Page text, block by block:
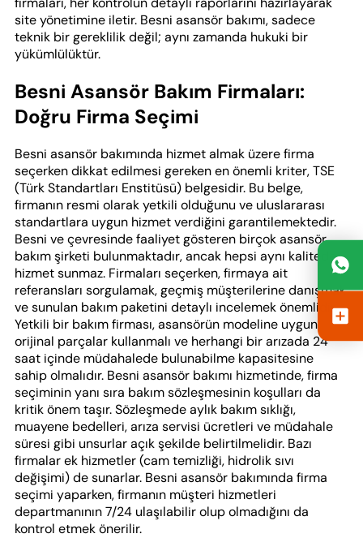
site yönetimine iletir. Besni asansör bakımı, sadece
teknik bir gereklilik değil; aynı zamanda hukuki bir
yükümlülüktür.
Besni Asansör Bakım Firmaları:
Doğru Firma Seçimi
Besni asansör bakımında hizmet almak üzere firma
seçerken dikkat edilmesi gereken en önemli kriter, TSE
(Türk Standartları Enstitüsü) belgesidir. Bu belge,
firmanın resmi olarak yetkili olduğunu ve uluslararası
standartlara uygun hizmet verdiğini garantilemektedir.
Besni ve çevresinde faaliyet gösteren birçok asansör
bakım şirketi bulunmaktadır, ancak hepsi aynı kalitede
hizmet sunmaz. Firmaları seçerken, firmaya ait
referansları sorgulamak, geçmiş müşterilerine danışmak
ve sunulan bakım paketini detaylı incelemek önemlidir.
Yetkili bir bakım firması, asansörün modeline uygun
orijinal parçalar kullanmalı ve herhangi bir arızada 24
saat içinde müdahalede bulunabilme kapasitesine
sahip olmalıdır. Besni asansör bakımı hizmetinde, firma
seçiminin yanı sıra bakım sözleşmesinin koşulları da
kritik önem taşır. Sözleşmede aylık bakım sıklığı,
muayene bedelleri, arıza servisi ücretleri ve müdahale
süresi gibi unsurlar açık şekilde belirtilmelidir. Bazı
firmalar ek hizmetler (cam temizliği, hidrolik sıvı
değişimi) de sunarlar. Besni asansör bakımında firma
seçimi yaparken, firmanın müşteri hizmetleri
departmanının 7/24 ulaşılabilir olup olmadığını da
kontrol etmek önerilir.